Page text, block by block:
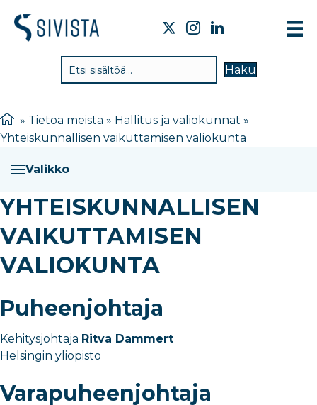
Haku
» Tietoa meistä » Hallitus ja valiokunnat »
Yhteiskunnallisen vaikuttamisen valiokunta
Valikko
YHTEISKUNNALLISEN
VAIKUTTAMISEN
VALIOKUNTA
Puheenjohtaja
Kehitysjohtaja Ritva Dammert
Helsingin yliopisto
Varapuheenjohtaja